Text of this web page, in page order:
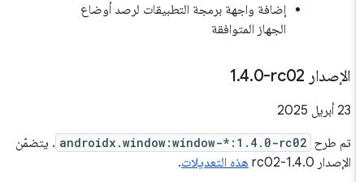
إضافة واجهة برمجة التطبيقات لرصد أوضاع
الجهاز المتوافقة
الإصدار ‎1 .4.0-rc02
‫23 أبريل 2025
تم طرح androidx.window:window-*:1.4.0-rc02 . يتضمّن
الإصدار 1.4.0-rc02
هذه التعديلات.